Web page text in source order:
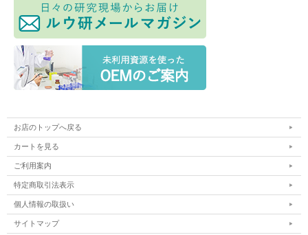
お店のトップへ戻る
カートを見る
ご利用案内
特定商取引法表示
個人情報の取扱い
サイトマップ